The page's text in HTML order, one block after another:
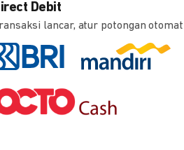
Debit
lancar, atur potongan